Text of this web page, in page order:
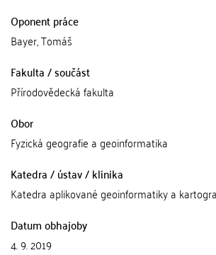
Oponent práce
Bayer, Tomáš
Fakulta / součást
Přírodovědecká fakulta
Obor
Fyzická geografie a geoinformatika
Katedra / ústav / klinika
Katedra aplikované geoinformatiky a
Datum obhajoby
4. 9. 2019